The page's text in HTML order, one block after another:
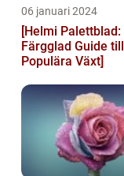
06 januari 2024
[Helmi Palettblad:
Färgglad Guide
Populära Växt]